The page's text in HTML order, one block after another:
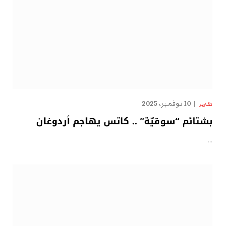
تقارير 10 نوفمبر، 2025
بشتائم “سوقيّة” .. كاتس يهاجم أردوغان
…